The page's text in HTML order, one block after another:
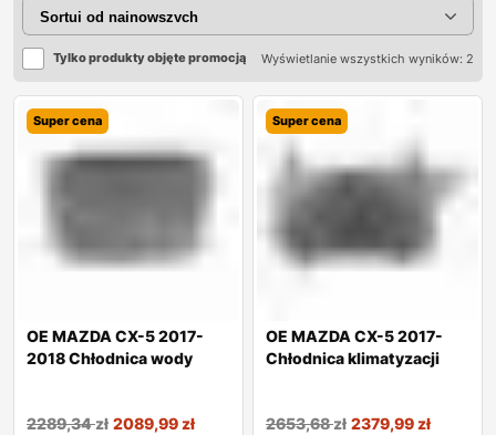
Tylko produkty objęte promocją Wyświetlanie wszystkich wyników: 2
Super cena
OE MAZDA CX-5 2017-
2018 Chłodnica wody
2289,34zł 2089,99zł
Super cena
OE MAZDA CX-5 2017-
Chłodnica klimatyzacji
2653,68zł 2379,99zł